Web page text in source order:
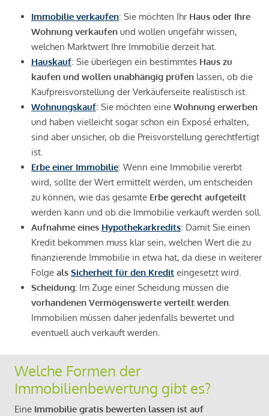
Immobilie verkaufen: Sie möchten Ihr Haus oder Ihre
Wohnung verkaufen und wollen ungefähr wissen,
welchen Marktwert Ihre Immobilie derzeit hat.
Hauskauf: Sie überlegen ein bestimmtes Haus zu
kaufen und wollen unabhängig prüfen lassen, ob die
Kaufpreisvorstellung der Verkäuferseite realistisch ist.
Wohnungskauf: Sie möchten eine Wohnung erwerben
und haben vielleicht sogar schon ein Exposé erhalten,
sind aber unsicher, ob die Preisvorstellung gerechtfertigt
ist.
Erbe einer Immobilie: Wenn eine Immobilie vererbt
wird, sollte der Wert ermittelt werden, um entscheiden
zu können, wie das gesamte Erbe gerecht aufgeteilt
werden kann und ob die Immobilie verkauft werden soll.
Aufnahme eines Hypothekarkredits: Damit Sie einen
Kredit bekommen muss klar sein, welchen Wert die zu
finanzierende Immobilie in etwa hat, da diese in weiterer
Folge als Sicherheit für den Kredit eingesetzt wird.
Scheidung: Im Zuge einer Scheidung müssen die
vorhandenen Vermögenswerte verteilt werden.
Immobilien müssen daher jedenfalls bewertet und
eventuell auch verkauft werden.
Welche Formen der
Immobilienbewertung gibt es?
Eine Immobilie gratis bewerten lassen ist auf